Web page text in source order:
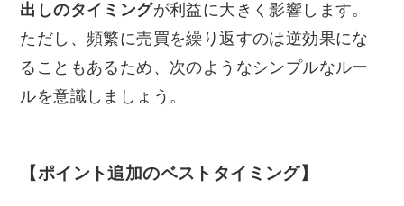
出しのタイミングが利益に大きく影響します。
ただし、頻繁に売買を繰り返すのは逆効果にな
ることもあるため、次のようなシンプルなルー
ルを意識しましょう。
【ポイント追加のベストタイミング】